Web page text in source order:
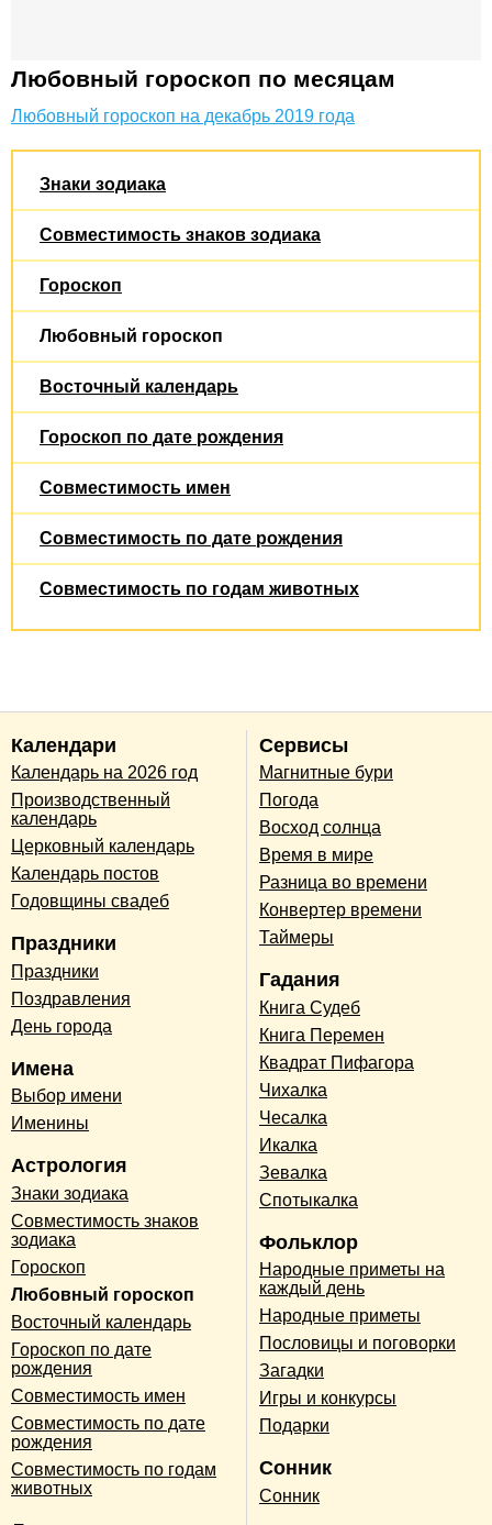
Любовный гороскоп по месяцам
Любовный гороскоп на декабрь 2019 года
Знаки зодиака
Совместимость знаков зодиака
Гороскоп
Любовный гороскоп
Восточный календарь
Гороскоп по дате рождения
Совместимость имен
Совместимость по дате рождения
Совместимость по годам животных
Календари
Календарь на 2026 год
Производственный
календарь
Церковный календарь
Календарь постов
Годовщины свадеб
Праздники
Праздники
Поздравления
День города
Имена
Выбор имени
Именины
Астрология
Знаки зодиака
Совместимость знаков
зодиака
Гороскоп
Любовный гороскоп
Восточный календарь
Гороскоп по дате
рождения
Совместимость имен
Совместимость по дате
рождения
Совместимость по годам
животных
Сервисы
Магнитные бури
Погода
Восход солнца
Время в мире
Разница во времени
Конвертер времени
Таймеры
Гадания
Книга Судеб
Книга Перемен
Квадрат Пифагора
Чихалка
Чесалка
Икалка
Зевалка
Спотыкалка
Фольклор
Народные приметы на
каждый день
Народные приметы
Пословицы и поговорки
Загадки
Игры и конкурсы
Подарки
Сонник
Сонник